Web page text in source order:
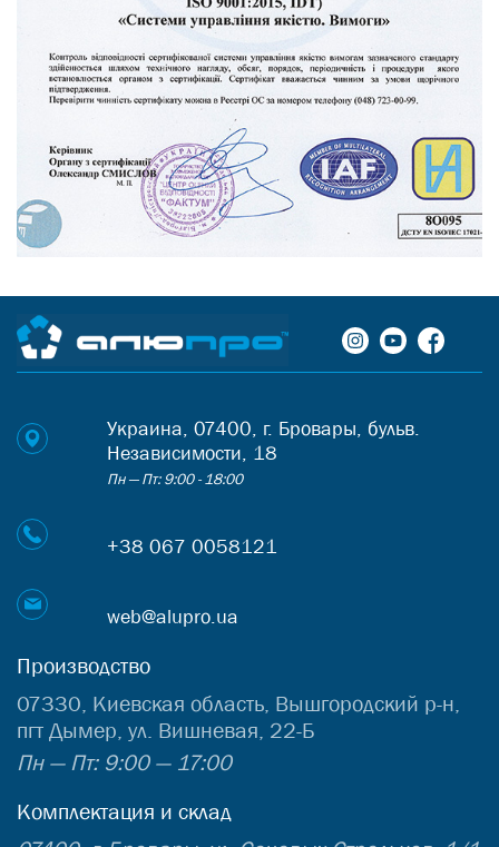
Украина, 07400, г. Бровары, бульв.
Независимости, 18
Пн — Пт: 9:00 - 18:00
+38 067 0058121
web@alupro.ua
Производство
07330, Киевская область, Вышгородский р-н,
пгт Дымер, ул. Вишневая, 22-Б
Пн — Пт: 9:00 — 17:00
Комплектация и склад